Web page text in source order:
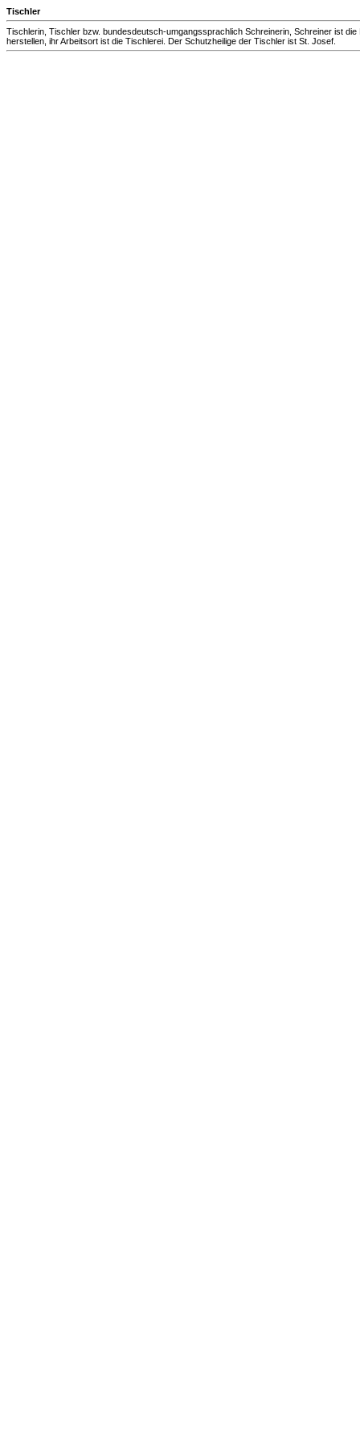
Tischler
Tischlerin, Tischler bzw. bundesdeutsch-umgangssprachlich Schreinerin, Schreiner ist
herstellen, ihr Arbeitsort ist die Tischlerei. Der Schutzheilige der Tischler ist St. Josef.